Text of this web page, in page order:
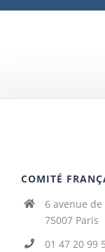
COMITÉ
6 avenue
75007 Paris
01 47 20 99